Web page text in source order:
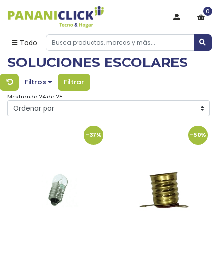
Todo
0
SOLUCIONES ESCOLARES
Filtros Filtrar
Mostrando 24 de 28
-37% -50%